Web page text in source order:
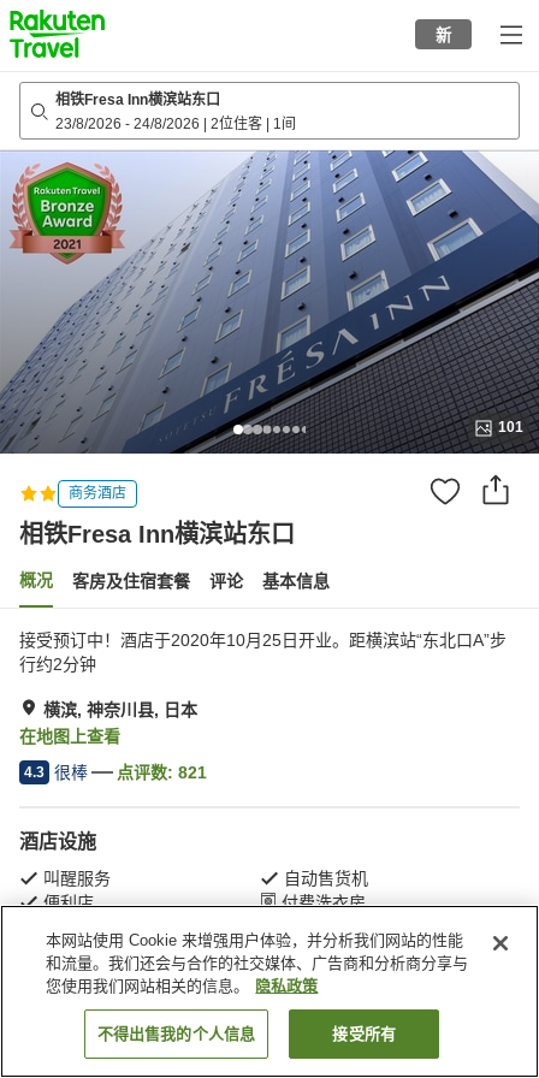
to
top
page
新
相铁Fresa Inn横滨站东口
23/8/2026 - 24/8/2026 2位住客 1间
101
商务酒店
相铁Fresa Inn横滨站东口
概况 客房及住宿套餐 评论 基本信息
接受预订中！酒店于2020年10月25日开业。距横滨站“东北口A”步
行约2分钟
横滨, 神奈川县, 日本
在地图上查看
4.3 很棒 点评数: 821
酒店设施
叫醒服务
自动售货机
便利店
付费洗衣房
首页 日本 神奈川县 横滨 相铁Fresa Inn横滨站东口
搜索客房
本网站使用 Cookie 来增强用户体验，并分析我们网站的性能
和流量。我们还会与合作的社交媒体、广告商和分析商分享与
您使用我们网站相关的信息。
隐私政策
不得出售我的个人信息 接受所有